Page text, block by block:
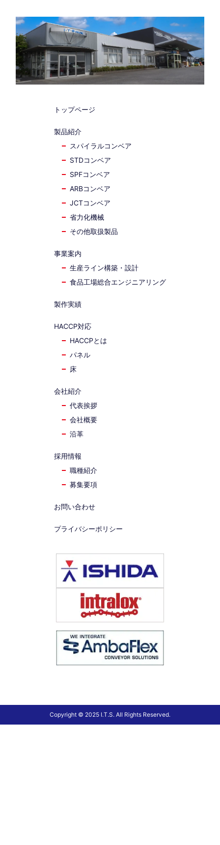
トップページ
製品紹介
スパイラルコンベア
STDコンベア
SPFコンベア
ARBコンベア
JCTコンベア
省力化機械
その他取扱製品
事業案内
生産ライン構築・設計
食品工場総合エンジニアリング
製作実績
HACCP対応
HACCPとは
パネル
床
会社紹介
代表挨拶
会社概要
沿革
採用情報
職種紹介
募集要項
お問い合わせ
プライバシーポリシー
Copyright © 2025 I.T.S. All Rights Reserved.